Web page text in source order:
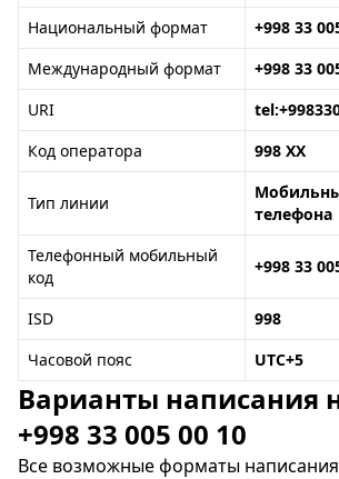
Национальный формат
+998 33
Международный формат
+998 33
URI
Код оператора
998 XX
Тип линии
телефона
Телефонный мобильный
код
+998 33
ISD
998
Часовой пояс
UTC+5
Варианты написания
+998 33 005 00 10
Все возможные форматы